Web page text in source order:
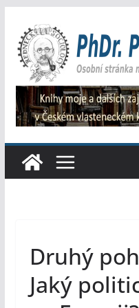
obsah
Druhý
Jaký